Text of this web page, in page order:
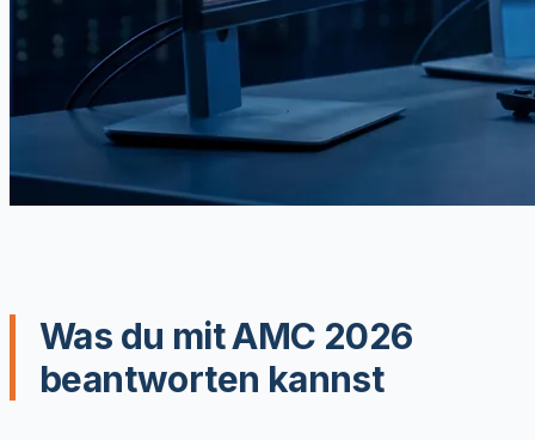
Was du mit AMC 2026
beantworten kannst